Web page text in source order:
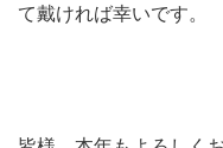
て戴ければ幸いです。